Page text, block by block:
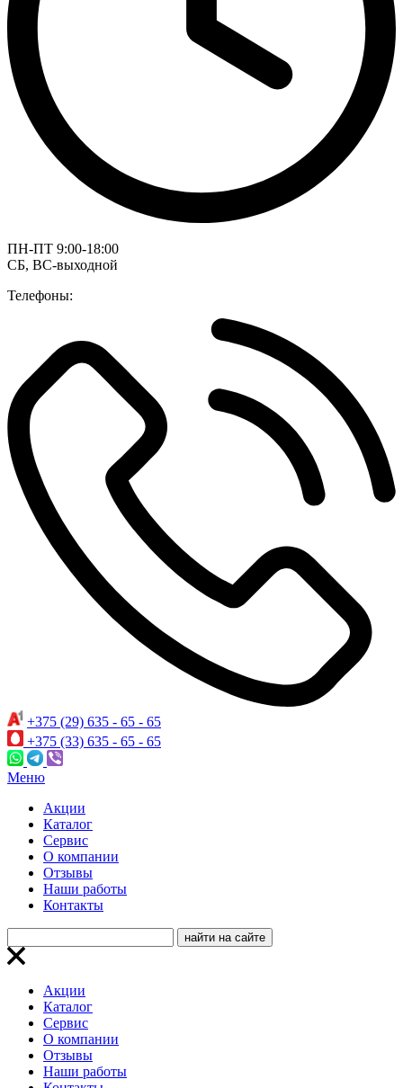
ПН-ПТ 9:00-18:00
СБ, ВС-выходной
Телефоны:
+375 (29) 635 - 65 - 65
+375 (33) 635 - 65 - 65
Меню
Акции
Каталог
Сервис
О компании
Отзывы
Наши работы
Контакты
Акции
Каталог
Сервис
О компании
Отзывы
Наши работы